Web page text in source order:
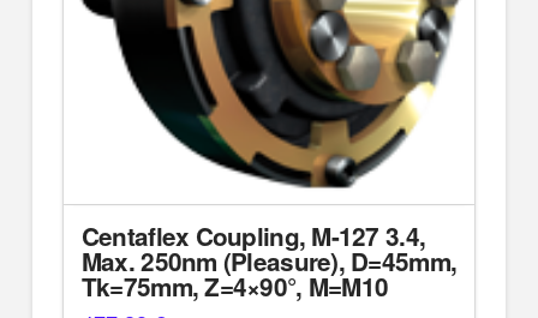
Centaflex Coupling, M-127 3.4,
Max. 250nm (Pleasure), D=45mm,
Tk=75mm, Z=4×90°, M=M10